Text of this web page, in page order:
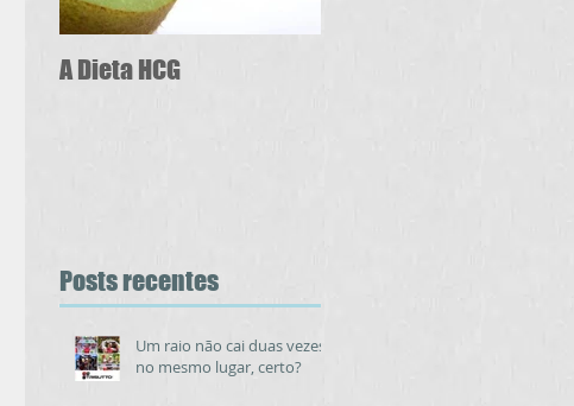
A Dieta HCG
Posts recentes
Um raio não cai duas vezes
no mesmo lugar, certo?